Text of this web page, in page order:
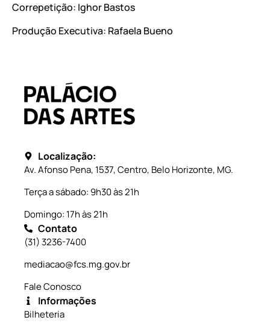
Correpetição: Ighor Bastos
Produção Executiva: Rafaela Bueno
Localização:
Av. Afonso Pena, 1537, Centro, Belo Horizonte, MG.
Terça a sábado: 9h30 às 21h
Domingo: 17h às 21h
Contato
(31) 3236-7400
mediacao@fcs.mg.gov.br
Fale Conosco
Informações
Bilheteria